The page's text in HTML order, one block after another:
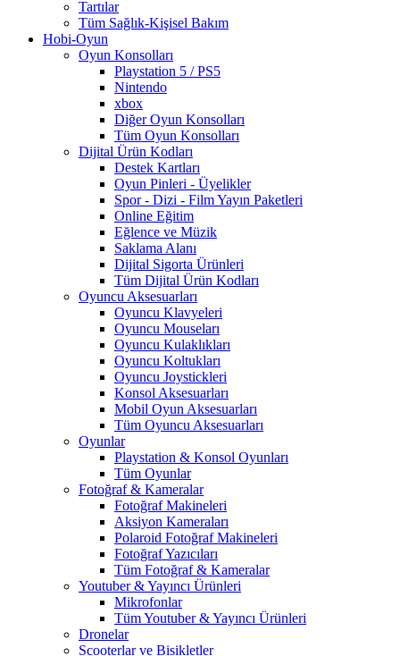
Tartılar
Tüm Sağlık-Kişisel Bakım
Hobi-Oyun
Oyun Konsolları
Playstation 5 / PS5
Nintendo
xbox
Diğer Oyun Konsolları
Tüm Oyun Konsolları
Dijital Ürün Kodları
Destek Kartları
Oyun Pinleri - Üyelikler
Spor - Dizi - Film Yayın Paketleri
Online Eğitim
Eğlence ve Müzik
Saklama Alanı
Dijital Sigorta Ürünleri
Tüm Dijital Ürün Kodları
Oyuncu Aksesuarları
Oyuncu Klavyeleri
Oyuncu Mouseları
Oyuncu Kulaklıkları
Oyuncu Koltukları
Oyuncu Joystickleri
Konsol Aksesuarları
Mobil Oyun Aksesuarları
Tüm Oyuncu Aksesuarları
Oyunlar
Playstation & Konsol Oyunları
Tüm Oyunlar
Fotoğraf & Kameralar
Fotoğraf Makineleri
Aksiyon Kameraları
Polaroid Fotoğraf Makineleri
Fotoğraf Yazıcıları
Tüm Fotoğraf & Kameralar
Youtuber & Yayıncı Ürünleri
Mikrofonlar
Tüm Youtuber & Yayıncı Ürünleri
Dronelar
Scooterlar ve Bisikletler